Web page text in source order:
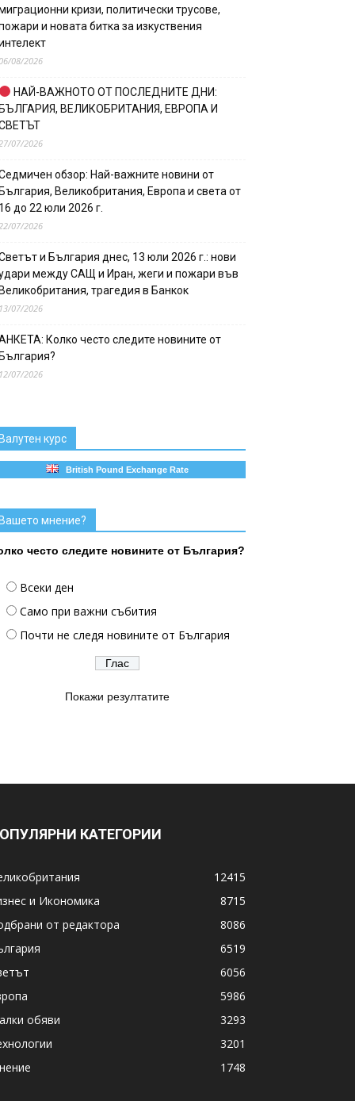
кризи, политически трусове,
и новата битка за изкуствения
08/2026
НАЙ-ВАЖНОТО ОТ ПОСЛЕДНИТЕ ДНИ:
ВЕЛИКОБРИТАНИЯ, ЕВРОПА И
07/2026
обзор: Най-важните новини от
Великобритания, Европа и света от
до 22 юли 2026 г.
07/2026
и България днес, 13 юли 2026 г.: нови
между САЩ и Иран, жеги и пожари във
трагедия в Банкок
07/2026
Колко често следите новините от
07/2026
курс
British Pound Exchange Rate
мнение?
често следите новините от България?
Всеки ден
Само при важни събития
Почти не следя новините от България
Покажи резултатите
КАТЕГОРИИ
12415
и Икономика
8715
от редактора
8086
6519
6056
5986
обяви
3293
3201
1748